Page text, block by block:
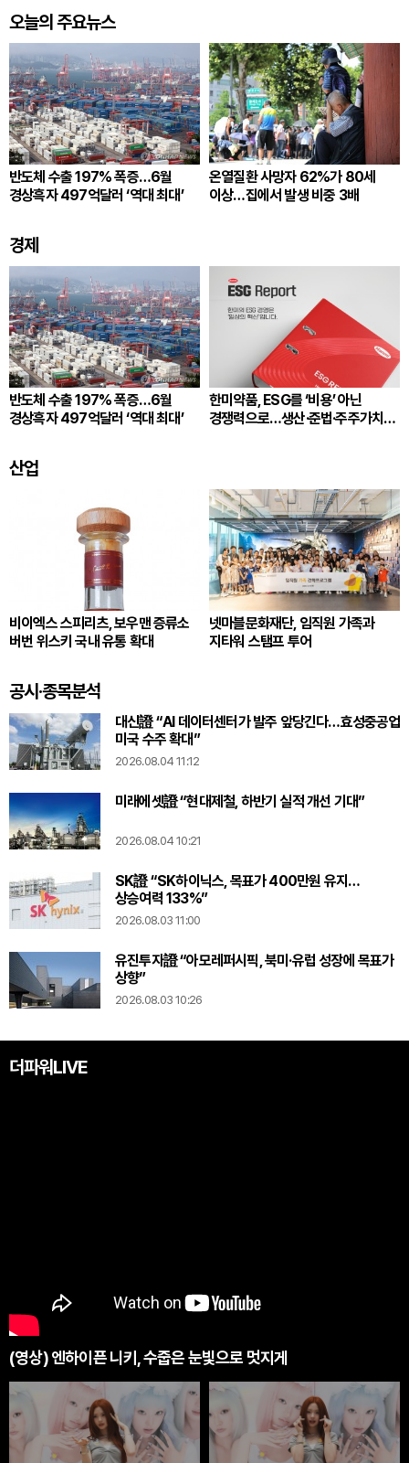
오늘의 주요뉴스
반도체 수출 197% 폭증…6월
경상흑자 497억달러 ‘역대 최대’
온열질환 사망자 62%가 80세
이상…집에서 발생 비중 3배
경제
반도체 수출 197% 폭증…6월
경상흑자 497억달러 ‘역대 최대’
한미약품, ESG를 ‘비용’ 아닌
경쟁력으로…생산·준법·주주가치
산업
비이엑스 스피리츠, 보우맨 증류소
버번 위스키 국내 유통 확대
넷마블문화재단, 임직원 가족과
지타워 스탬프 투어
공시·종목분석
대신證 “AI 데이터센터가 발주 앞당긴다…효성중공업
미국 수주 확대”
2026.08.04 11:12
미래에셋證 “현대제철, 하반기 실적 개선 기대”
2026.08.04 10:21
SK證 “SK하이닉스, 목표가 400만원 유지…
상승여력 133%”
2026.08.03 11:00
유진투자證 “아모레퍼시픽, 북미·유럽 성장에 목표가
상향”
2026.08.03 10:26
더파워LIVE
(영상) 엔하이픈 니키, 수줍은 눈빛으로 멋지게